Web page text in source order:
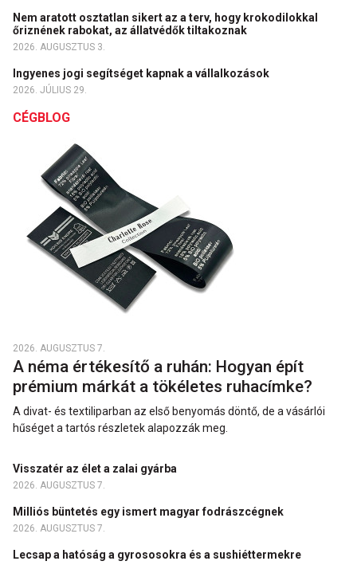
Nem aratott osztatlan sikert az a terv, hogy krokodilokkal
őriznének rabokat, az állatvédők tiltakoznak
2026. AUGUSZTUS 3.
Ingyenes jogi segítséget kapnak a vállalkozások
2026. JÚLIUS 29.
CÉGBLOG
2026. AUGUSZTUS 7.
A néma értékesítő a ruhán: Hogyan épít
prémium márkát a tökéletes ruhacímke?
A divat- és textiliparban az első benyomás döntő, de a vásárlói
hűséget a tartós részletek alapozzák meg.
Visszatér az élet a zalai gyárba
2026. AUGUSZTUS 7.
Milliós büntetés egy ismert magyar fodrászcégnek
2026. AUGUSZTUS 7.
Lecsap a hatóság a gyrososokra és a sushiéttermekre